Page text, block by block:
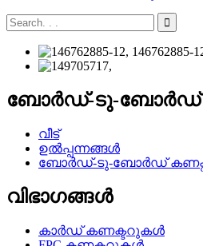
ബോർഡ്-ടു-ബോർഡ്
വീട്
ഉൽപ്പന്നങ്ങൾ
ബോർഡ്-ടു-ബോർഡ്
വിഭാഗങ്ങൾ
കാർഡ് കണക്ടറുകൾ